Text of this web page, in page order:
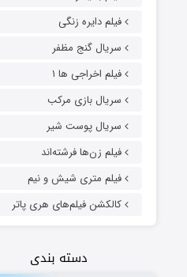
فیلم دایره زنگی
سریال گنج مظفر
فیلم اخراجی ها ۱
سریال بازی مرکب
سریال پوست شیر
فیلم زن‌ها فرشته‌اند
فیلم متری شیش و نیم
کالکشن فیلم‌های هری پاتر
دسته بندی